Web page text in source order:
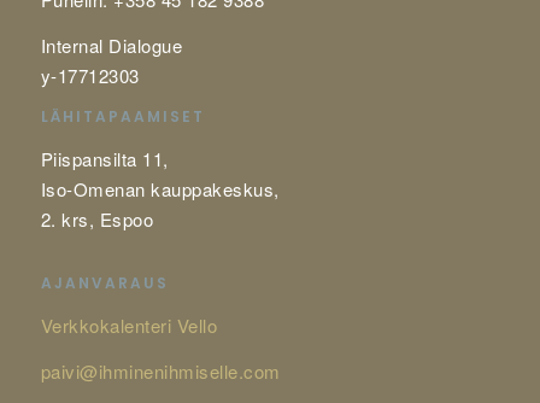
Internal Dialogue
y-17712303
LÄHITAPAAMISET
Piispansilta 11,
Iso-Omenan kauppakeskus,
2. krs, Espoo
AJANVARAUS
Verkkokalenteri Vello
paivi@ihminenihmiselle.com